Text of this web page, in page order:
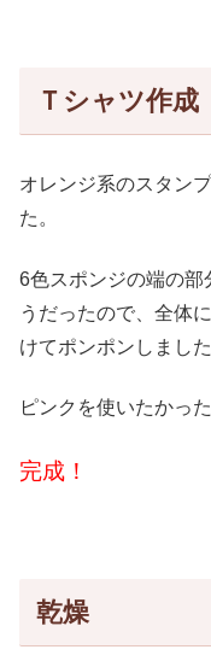
Ｔシャツ作成
オレンジ系のスタン
た。
6色スポンジの端の部
うだったので、全体
けてポンポンしました
ピンクを使いたかった
完成！
乾燥